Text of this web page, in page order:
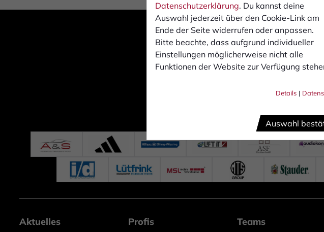
Datenschutzerklärung. Du kannst deine
Auswahl jederzeit über den Cookie-Link am
Ende der Seite widerrufen oder anpassen.
Bitte beachte, dass aufgrund individueller
Einstellungen möglicherweise nicht alle
Funktionen der Website zur Verfügung
Details |
Auswahl
Aktuelles Profis Teams